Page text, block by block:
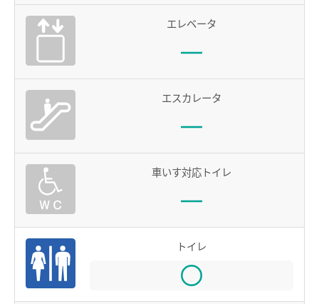
電車沿線ハイキング
歩いて巡拝（まいる）知多四国
お知らせ一覧
よくあるご質問 お問い合わせ
企業情報
IR情報
採用情報
manaca
manacaトップ
名鉄ミューズポイント
エレベータ
エスカレータ
車いす対応トイレ
トイレ